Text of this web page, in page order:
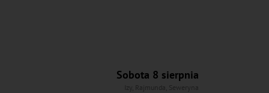
Sobota 8 sierpnia
Izy, Rajmunda, Seweryna